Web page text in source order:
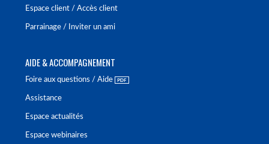
Espace client / Accès client
Parrainage / Inviter un ami
AIDE & ACCOMPAGNEMENT
Foire aux questions / Aide
Assistance
Espace actualités
Espace webinaires